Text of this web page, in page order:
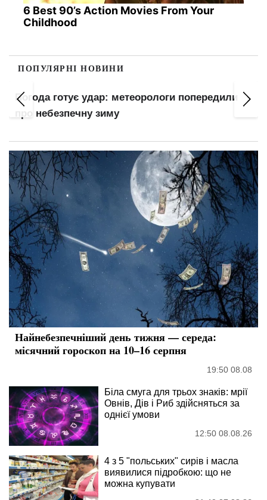
6 Best 90’s Action Movies From Your
Childhood
ПОПУЛЯРНІ НОВИНИ
Погода готує удар: метеорологи попередили
про небезпечну зиму
Найнебезпечніший день тижня — середа:
місячний гороскоп на 10–16 серпня
19:50 08.08
Біла смуга для трьох знаків: мрії
Овнів, Дів і Риб здійсняться за
однієї умови
12:50 08.08.26
4 з 5 "польських" сирів і масла
виявилися підробкою: що не
можна купувати